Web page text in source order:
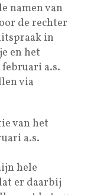
namen van
de rechter
in
en het
a.s.
via
van het
a.s.
hele
er daarbij